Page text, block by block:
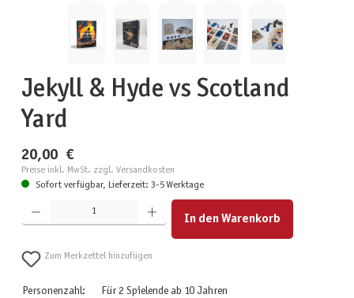
Jekyll & Hyde vs Scotland
Yard
20,00 €
Preise inkl. MwSt. zzgl. Versandkosten
Sofort verfügbar, Lieferzeit: 3-5 Werktage
Produkt Anzahl: Gib den gewünschten Wert ein oder benutze die Schaltflächen um die Anzahl zu
In den Warenkorb
Zum Merkzettel hinzufügen
Personenzahl:
Für 2 Spielende ab 10 Jahren